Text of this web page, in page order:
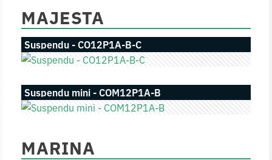
MAJESTA
Suspendu - CO12P1A-B-C
Suspendu mini - COM12P1A-B
MARINA